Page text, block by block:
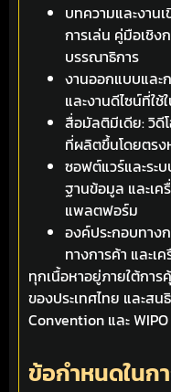
บทความและงาน
การเล่น คู่มือเชิง
บรรณาธิการ
งานออกแบบและ
และงานดีไซน์ที่ใ
สื่อมัลติมีเดีย: วิดี
ที่ผลิตขึ้นโดยตร
ซอฟต์แวร์และระบ
ฐานข้อมูล และเค
แพลตฟอร์ม
องค์ประกอบทาง
ทางการค้า และเ
ทุกเนื้อหาอยู่ภายใต้กา
ของประเทศไทย และส
Convention และ
ข้อกำหนดในก